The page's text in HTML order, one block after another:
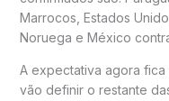
Marrocos, Estados
Noruega e México
A expectativa agora
vão definir o restante